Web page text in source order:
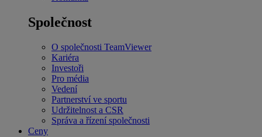
Společnost
O společnosti TeamViewer
Kariéra
Investoři
Pro média
Vedení
Partnerství ve sportu
Udržitelnost a CSR
Správa a řízení společnosti
Ceny